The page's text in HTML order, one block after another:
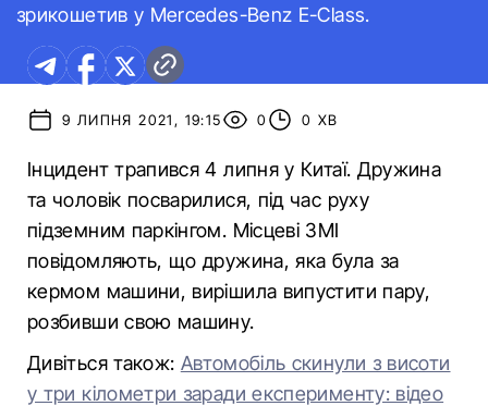
зрикошетив у Mercedes-Benz E-Class.
9 ЛИПНЯ 2021, 19:15 0 0 ХВ
Інцидент трапився 4 липня у Китаї. Дружина
та чоловік посварилися, під час руху
підземним паркінгом. Місцеві ЗМІ
повідомляють, що дружина, яка була за
кермом машини, вирішила випустити пару,
розбивши свою машину.
Дивіться також: Автомобіль скинули з висоти
у три кілометри заради експерименту: відео